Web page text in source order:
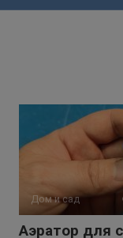
Дом и сад
Аэратор для